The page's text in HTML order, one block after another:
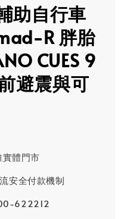
助自行車
R 胖胎
CUES 9
避震與可
體門市
安全付款機制
622212